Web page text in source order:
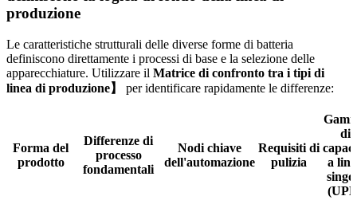
produzione
Le caratteristiche strutturali delle diverse forme di batteria
definiscono direttamente i processi di base e la selezione delle
apparecchiature. Utilizzare il Matrice di confronto tra i tipi di
linea di produzione】
per identificare rapidamente le differenze:
Forma del
prodotto
Differenze di
processo
fondamentali
Nodi chiave
dell'automazione
Requisiti di
pulizia
di
a